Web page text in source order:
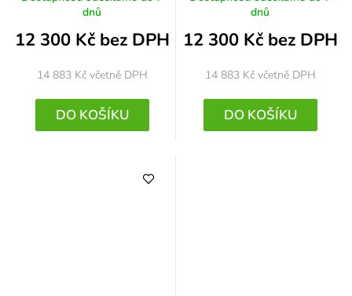
dnů
12 300 Kč bez DPH
14 883 Kč včetně DPH
DO KOŠÍKU
dnů
12 300 Kč bez DPH
14 883 Kč včetně DPH
DO KOŠÍKU